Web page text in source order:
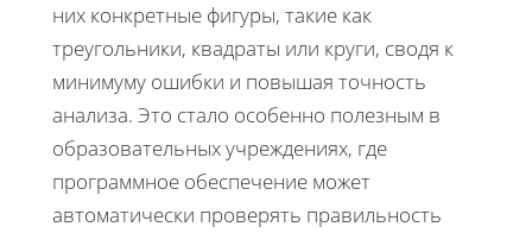
них конкретные фигуры, такие как
треугольники, квадраты или круги, сводя к
минимуму ошибки и повышая точность
анализа. Это стало особенно полезным в
образовательных учреждениях, где
программное обеспечение может
автоматически проверять правильность